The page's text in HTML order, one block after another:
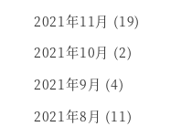
2021年11月 (19)
2021年10月 (2)
2021年9月 (4)
2021年8月 (11)